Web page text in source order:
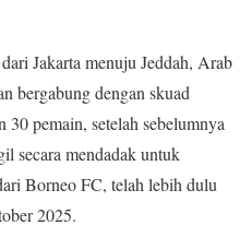
Jakarta menuju Jeddah, Arab
bergabung dengan skuad
pemain, setelah sebelumnya
secara mendadak untuk
Borneo FC, telah lebih dulu
2025.